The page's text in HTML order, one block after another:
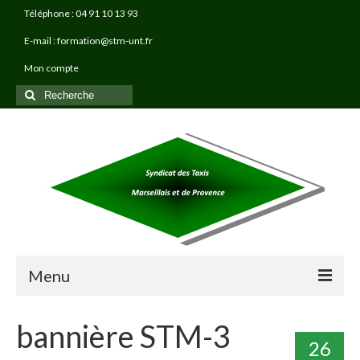
Téléphone : 04 91 10 13 93
E-mail : formation@stm-unt.fr
Mon compte
Rechercher
:
Menu
TAXI PRO FORMATIONS 26
bannière STM-3